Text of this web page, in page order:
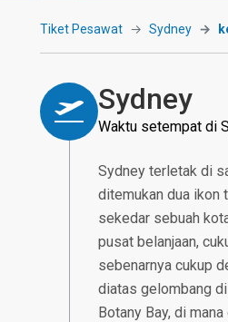
Tiket Pesawat Sydney
Sydney
Waktu setempat di
Sydney terletak di
ditemukan dua ikon
sekedar sebuah
pusat belanjaan,
sebenarnya cukup
diatas gelombang
Botany Bay, di